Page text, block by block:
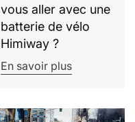
vous aller avec une
batterie de vélo
Himiway ?
En savoir plus